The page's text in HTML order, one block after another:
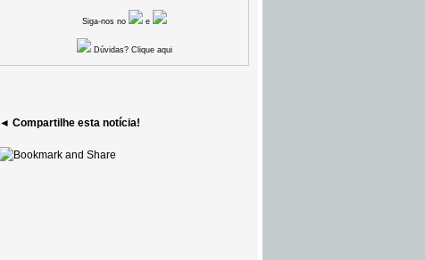
Siga-nos no e
Dúvidas? Clique aqui
◄ Compartilhe esta notícia!